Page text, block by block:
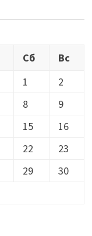
Сб
Вс
1
2
8
9
15
16
22
23
29
30